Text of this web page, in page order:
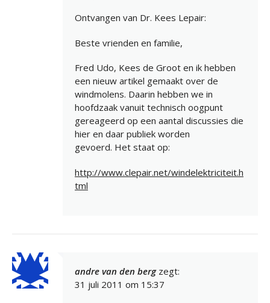
Ontvangen van Dr. Kees Lepair:
Beste vrienden en familie,
Fred Udo, Kees de Groot en ik hebben
een nieuw artikel gemaakt over de
windmolens. Daarin hebben we in
hoofdzaak vanuit technisch oogpunt
gereageerd op een aantal discussies die
hier en daar publiek worden
gevoerd. Het staat op:
http://www.clepair.net/windelektriciteit.h
tml
andre van den berg zegt:
31 juli 2011 om 15:37